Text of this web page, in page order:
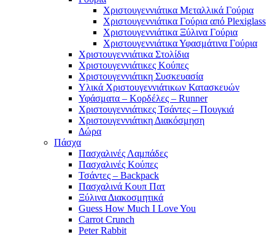
Χριστουγεννιάτικα Μεταλλικά Γούρια
Χριστουγεννιάτικα Γούρια από Plexiglass
Χριστουγεννιάτικα Ξύλινα Γούρια
Χριστουγεννιάτικα Υφασμάτινα Γούρια
Χριστουγεννιάτικα Στολίδια
Χριστουγεννιάτικες Κούπες
Χριστουγεννιάτικη Συσκευασία
Υλικά Χριστουγεννιάτικων Κατασκευών
Υφάσματα – Κορδέλες – Runner
Χριστουγεννιάτικες Τσάντες – Πουγκιά
Χριστουγεννιάτικη Διακόσμηση
Δώρα
Πάσχα
Πασχαλινές Λαμπάδες
Πασχαλινές Κούπες
Τσάντες – Backpack
Πασχαλινά Κουπ Πατ
Ξύλινα Διακοσμητικά
Guess How Much I Love You
Carrot Crunch
Peter Rabbit